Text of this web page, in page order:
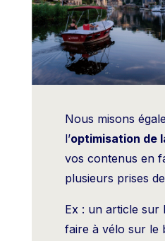
Nous misons
l’optimisation de
vos contenus en
plusieurs prises
Ex : un article sur
faire à vélo sur le